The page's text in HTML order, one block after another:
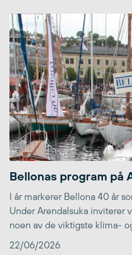
Bellonas program på
I år markerer Bellona 40 år
Under Arendalsuka inviterer
noen av de viktigste klima-
22/06/2026